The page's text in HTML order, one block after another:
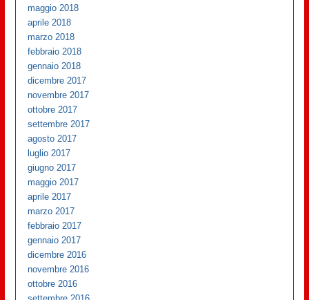
maggio 2018
aprile 2018
marzo 2018
febbraio 2018
gennaio 2018
dicembre 2017
novembre 2017
ottobre 2017
settembre 2017
agosto 2017
luglio 2017
giugno 2017
maggio 2017
aprile 2017
marzo 2017
febbraio 2017
gennaio 2017
dicembre 2016
novembre 2016
ottobre 2016